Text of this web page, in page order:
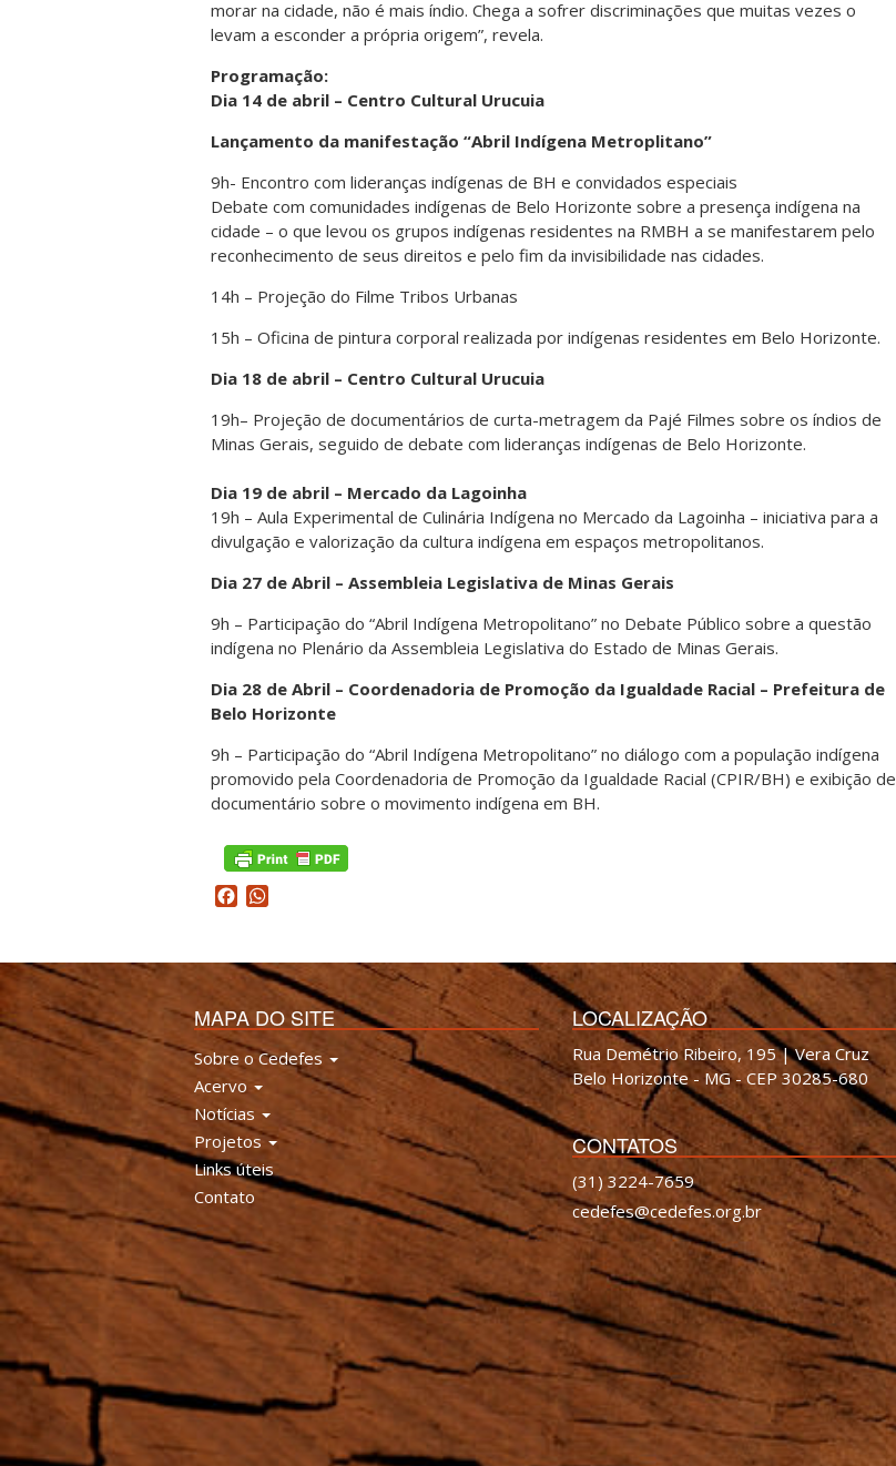
morar na cidade, não é mais índio. Chega a sofrer discriminações que muitas vezes o
levam a esconder a própria origem”, revela.
Programação:
Dia 14 de abril – Centro Cultural Urucuia
Lançamento da manifestação “Abril Indígena Metroplitano”
9h- Encontro com lideranças indígenas de BH e convidados especiais
Debate com comunidades indígenas de Belo Horizonte sobre a presença indígena na
cidade – o que levou os grupos indígenas residentes na RMBH a se manifestarem pelo
reconhecimento de seus direitos e pelo fim da invisibilidade nas cidades.
14h – Projeção do Filme Tribos Urbanas
15h – Oficina de pintura corporal realizada por indígenas residentes em Belo Horizonte.
Dia 18 de abril – Centro Cultural Urucuia
19h– Projeção de documentários de curta-metragem da Pajé Filmes sobre os índios de
Minas Gerais, seguido de debate com lideranças indígenas de Belo Horizonte.
Dia 19 de abril – Mercado da Lagoinha
19h – Aula Experimental de Culinária Indígena no Mercado da Lagoinha – iniciativa para a
divulgação e valorização da cultura indígena em espaços metropolitanos.
Dia 27 de Abril – Assembleia Legislativa de Minas Gerais
9h – Participação do “Abril Indígena Metropolitano” no Debate Público sobre a questão
indígena no Plenário da Assembleia Legislativa do Estado de Minas Gerais.
Dia 28 de Abril – Coordenadoria de Promoção da Igualdade Racial – Prefeitura de
Belo Horizonte
9h – Participação do “Abril Indígena Metropolitano” no diálogo com a população indígena
promovido pela Coordenadoria de Promoção da Igualdade Racial (CPIR/BH) e exibição de
documentário sobre o movimento indígena em BH.
Facebook
MAPA DO SITE
Sobre o Cedefes
Acervo
Notícias
Projetos
Links úteis
Contato
LOCALIZAÇÃO
Rua Demétrio Ribeiro, 195 | Vera Cruz
Belo Horizonte - MG - CEP 30285-680
CONTATOS
(31) 3224-7659
cedefes@cedefes.org.br